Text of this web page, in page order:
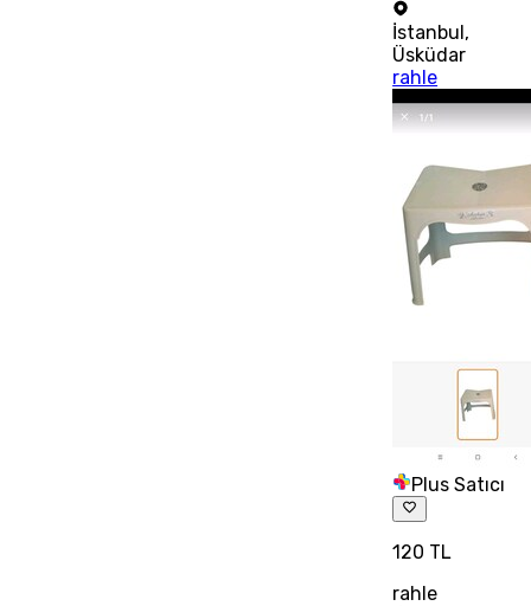
İstanbul,
Üsküdar
rahle
Plus Satıcı
120 TL
rahle